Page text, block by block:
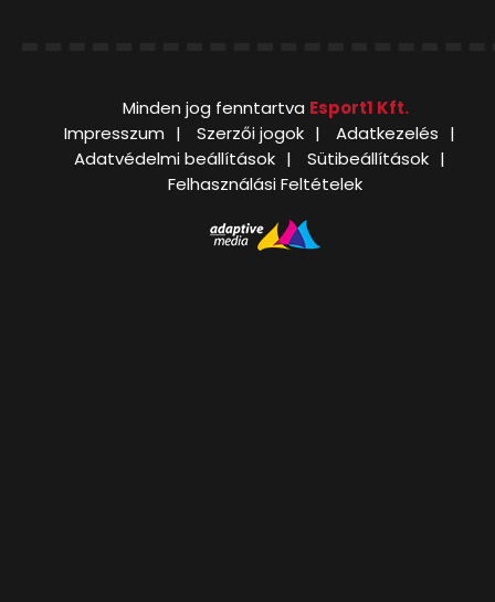
Minden jog fenntartva Esport1 Kft.
Impresszum
Szerzői jogok
Adatkezelés
Adatvédelmi beállítások
Sütibeállítások
Felhasználási Feltételek